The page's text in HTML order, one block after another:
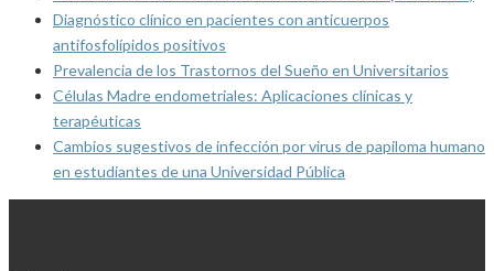
Diagnóstico clínico en pacientes con anticuerpos
antifosfolípidos positivos
Prevalencia de los Trastornos del Sueño en Universitarios
Células Madre endometriales: Aplicaciones clínicas y
terapéuticas
Cambios sugestivos de infección por virus de papiloma humano
en estudiantes de una Universidad Pública